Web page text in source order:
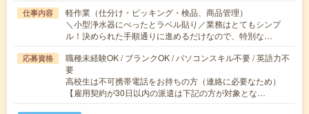
仕事内容
軽作業（仕分け・ピッキング・検品、商品管理）
＼小型浄水器にぺったとラベル貼り／業務はとてもシンプ
ル！決められた手順通りに進めるだけなので、特別な…
応募資格
職種未経験OK / ブランクOK / パソコンスキル不要 / 英語力不
要
高校生は不可携帯電話をお持ちの方（連絡に必要なため）
【雇用契約が30日以内の派遣は下記の方が対象とな…